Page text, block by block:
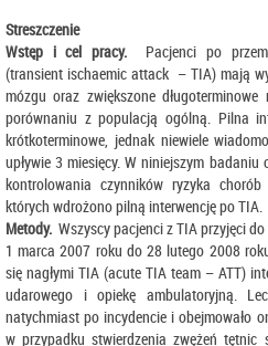
Streszczenie
Wstęp i cel pracy. Pacjenci po
(transient ischaemic attack – TIA) mają
mózgu oraz zwiększone
porównaniu z populacją ogólną. Pilna
krótkoterminowe, jednak niewiele
upływie 3 miesięcy. W niniejszym
kontrolowania czynników ryzyka
których wdrożono pilną interwencję po TIA.
Metody. Wszyscy pacjenci z TIA przyjęci
1 marca 2007 roku do 28 lutego 2008
się nagłymi TIA (acute TIA team – ATT)
udarowego i opiekę ambulatoryjną.
natychmiast po incydencie i obejmowało
w przypadku stwierdzenia zwężeń